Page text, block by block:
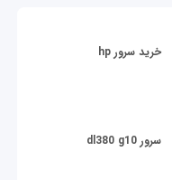
خرید سرور hp
سرور dl380 g10